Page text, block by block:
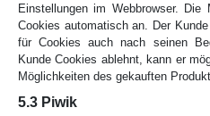
Einstellungen im Webbrowser. Die
Cookies automatisch an. Der
für Cookies auch nach seinen
Kunde Cookies ablehnt, kann er
Möglichkeiten des gekauften
5.3 Piwik